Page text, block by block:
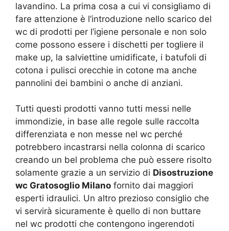
lavandino. La prima cosa a cui vi consigliamo di
fare attenzione è l’introduzione nello scarico del
wc di prodotti per l’igiene personale e non solo
come possono essere i dischetti per togliere il
make up, la salviettine umidificate, i batufoli di
cotona i pulisci orecchie in cotone ma anche
pannolini dei bambini o anche di anziani.
Tutti questi prodotti vanno tutti messi nelle
immondizie, in base alle regole sulle raccolta
differenziata e non messe nel wc perché
potrebbero incastrarsi nella colonna di scarico
creando un bel problema che può essere risolto
solamente grazie a un servizio di Disostruzione
wc Gratosoglio Milano fornito dai maggiori
esperti idraulici. Un altro prezioso consiglio che
vi servirà sicuramente è quello di non buttare
nel wc prodotti che contengono ingerendoti